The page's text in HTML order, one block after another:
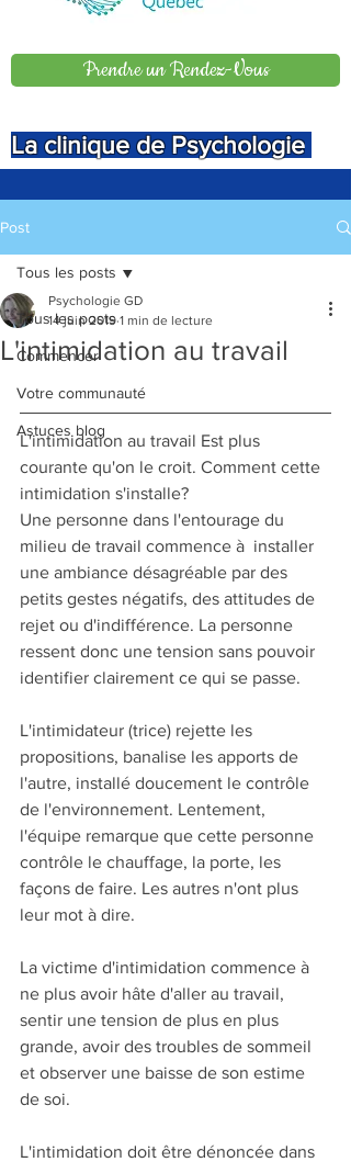
Prendre un Rendez-Vous
La clinique de Psychologie
Post
Tous les posts
Commencer
Votre communauté
Astuces blog
Tous les posts
L'intimidation au travail
Psychologie GD
14 juin 2019 1 min de lecture
L'intimidation au travail Est plus
courante qu'on le croit. Comment cette
intimidation s'installe?
Une personne dans l'entourage du
milieu de travail commence à  installer
une ambiance désagréable par des
petits gestes négatifs, des attitudes de
rejet ou d'indifférence. La personne
ressent donc une tension sans pouvoir
identifier clairement ce qui se passe.
L'intimidateur (trice) rejette les
propositions, banalise les apports de
l'autre, installé doucement le contrôle
de l'environnement. Lentement,
l'équipe remarque que cette personne
contrôle le chauffage, la porte, les
façons de faire. Les autres n'ont plus
leur mot à dire.
La victime d'intimidation commence à
ne plus avoir hâte d'aller au travail,
sentir une tension de plus en plus
grande, avoir des troubles de sommeil
et observer une baisse de son estime
de soi.
L'intimidation doit être dénoncée dans